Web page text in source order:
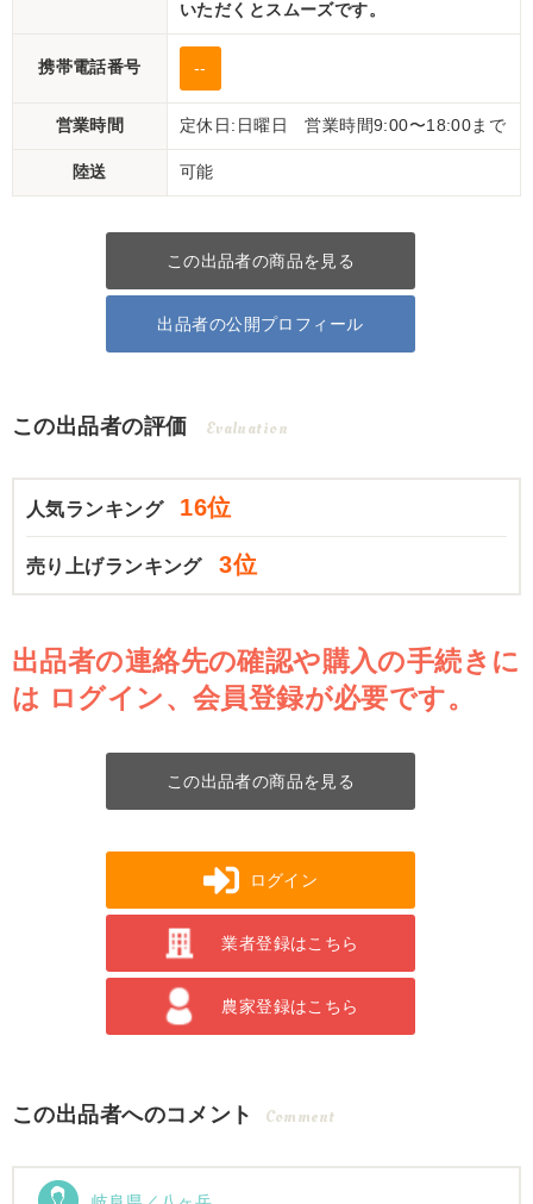
いただくとスムーズです。
携帯電話番号 --
営業時間 定休日:日曜日 営業時間9:00〜18:00まで
陸送 可能
この出品者の商品を見る
出品者の公開プロフィール
この出品者の評価 Evaluation
人気ランキング 16位
売り上げランキング 3位
出品者の連絡先の確認や購入の手続きに
は ログイン、会員登録が必要です。
この出品者の商品を見る
ログイン
業者登録はこちら
農家登録はこちら
この出品者へのコメント Comment